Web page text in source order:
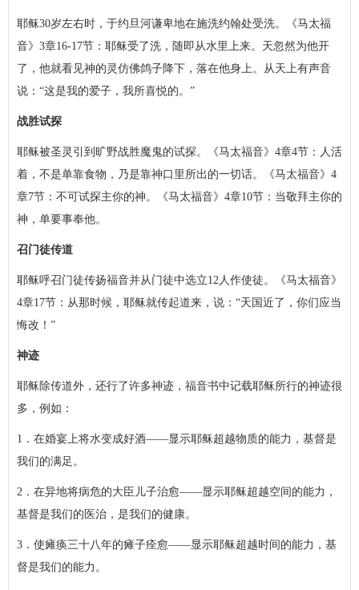
耶稣30岁左右时，于约旦河谦卑地在施洗约翰处受洗。《马太福
音》3章16-17节：耶稣受了洗，随即从水里上来。天忽然为他开
了，他就看见神的灵仿佛鸽子降下，落在他身上。从天上有声音
说：“这是我的爱子，我所喜悦的。”
战胜试探
耶稣被圣灵引到旷野战胜魔鬼的试探。《马太福音》4章4节：人活
着，不是单靠食物，乃是靠神口里所出的一切话。《马太福音》4
章7节：不可试探主你的神。《马太福音》4章10节：当敬拜主你的
神，单要事奉他。
召门徒传道
耶稣呼召门徒传扬福音并从门徒中选立12人作使徒。《马太福音》
4章17节：从那时候，耶稣就传起道来，说：“天国近了，你们应当
悔改！”
神迹
耶稣除传道外，还行了许多神迹，福音书中记载耶稣所行的神迹很
多，例如：
1．在婚宴上将水变成好酒——显示耶稣超越物质的能力，基督是
我们的满足。
2．在异地将病危的大臣儿子治愈——显示耶稣超越空间的能力，
基督是我们的医治，是我们的健康。
3．使瘫痪三十八年的瘫子痊愈——显示耶稣超越时间的能力，基
督是我们的能力。